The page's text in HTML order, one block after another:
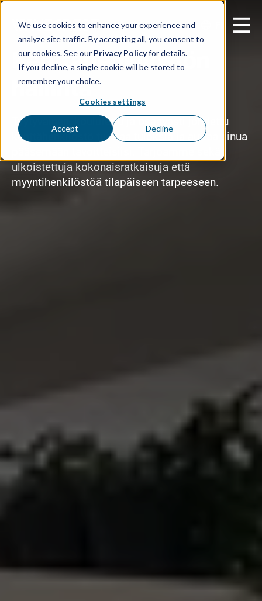
We use cookies to enhance your experience and
analyze site traffic. By accepting all, you consent to
our cookies. See our Privacy Policyfor details.
If you decline, a single cookie will be stored to
remember your choice.
Cookies settings
Accept Decline
Kenttähenkilöstön
hallinta
Tyytyväinen, koulutettu ja osaavasti johdettu
kenttähenkilöstö tuottaa tuloksia ja auttaa sinua
ulkoistettuja kokonaisratkaisuja että
myyntihenkilöstöä tilapäiseen tarpeeseen.